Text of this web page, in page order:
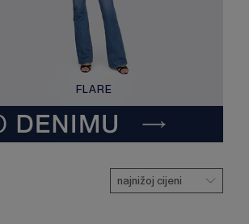
FLARE
najnižoj cijeni